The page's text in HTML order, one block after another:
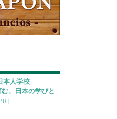
本人学校
、日本の学びと